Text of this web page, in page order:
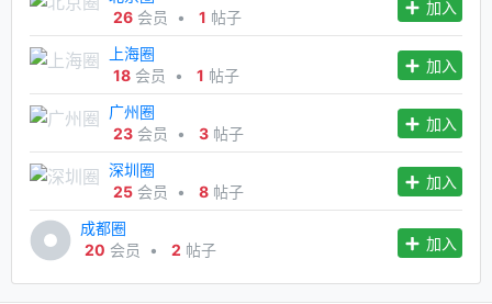
26 会员 • 1 帖子
加入
上海圈
18 会员 • 1 帖子
加入
广州圈
23 会员 • 3 帖子
加入
深圳圈
25 会员 • 8 帖子
加入
成都圈
20 会员 • 2 帖子 加入